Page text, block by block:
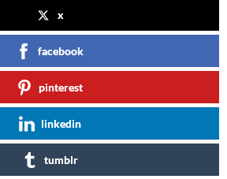
x
facebook
pinterest
linkedin
tumblr